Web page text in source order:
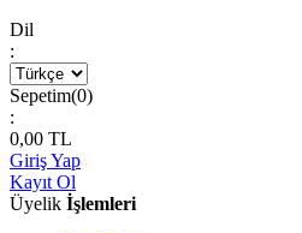
Dil
:
Sepetim(0)
:
0,00 TL
Giriş Yap
Kayıt Ol
Üyelik İşlemleri